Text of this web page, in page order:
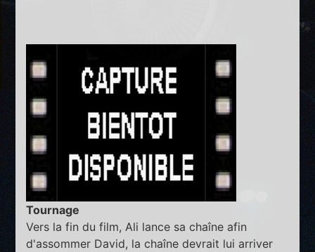
Tournage
Vers la fin du film, Ali lance sa chaîne afin
d'assommer David, la chaîne devrait lui arriver